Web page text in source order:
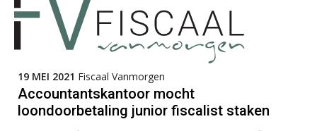
19 MEI 2021 Fiscaal Vanmorgen
Accountantskantoor mocht
loondoorbetaling junior fiscalist staken
Aimée van der Paardt